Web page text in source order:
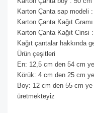
Karton Çanta sap modeli
Karton Çanta Kağıt
Karton Çanta Kağıt Cinsi
Kağıt çantalar hakkında
Ürün çeşitleri
En: 12,5 cm den 54 cm
Körük: 4 cm den 25 cm
Boy: 12 cm den 55 cm ye
üretmekteyiz